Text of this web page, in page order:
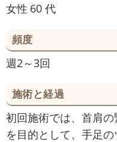
女性 60 代
頻度
週2～3回
施術と経過
初回施術では、首肩
を目的として、手足